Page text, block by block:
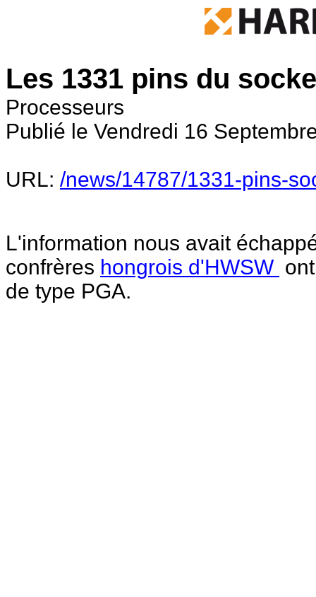
Les 1331 pins du
Processeurs
Publié le Vendredi 16
URL: /news/14787/1331-pins-
L'information nous avait
confrères hongrois d'HWSW
de type PGA.